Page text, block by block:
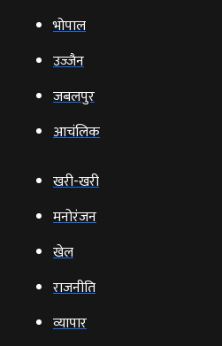
भोपाल
उज्‍जैन
जबलपुर
आचंलिक
खरी-खरी
मनोरंजन
खेल
राजनीति
व्‍यापार